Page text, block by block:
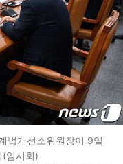
법개선소위원장이 9일
임시회)